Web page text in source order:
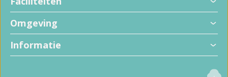
Omgeving
Informatie